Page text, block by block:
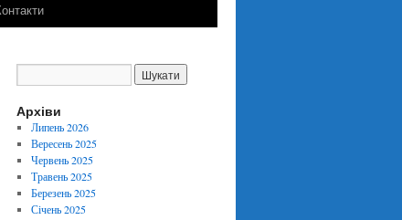
Архіви
Липень 2026
Вересень 2025
Червень 2025
Травень 2025
Березень 2025
Січень 2025